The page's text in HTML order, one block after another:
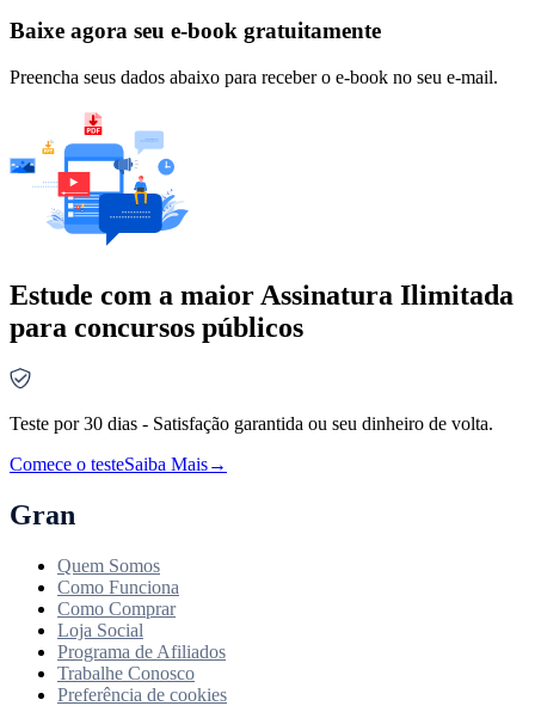
Baixe agora seu e-book gratuitamente
Preencha seus dados abaixo para receber o e-book no seu e-mail.
Estude com a maior Assinatura Ilimitada
para concursos públicos
Teste por 30 dias - Satisfação garantida ou seu dinheiro de volta.
Comece o testeSaiba Mais→
Gran
Quem Somos
Como Funciona
Como Comprar
Loja Social
Programa de Afiliados
Trabalhe Conosco
Preferência de cookies